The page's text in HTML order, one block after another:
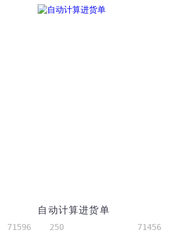
71596
自动计算进货单
250 71456